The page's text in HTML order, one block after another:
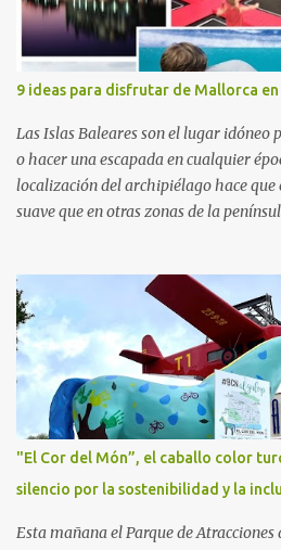
d’Hebron Instituto de Investigación
del Servicio de Oncología Pediátrica
de Investigación Traslacional en
Adolescencia del VHIR y Teresa
hipoterapia en la Fundación Federica
asesoría de ...
9 ideas para disfrutar de Mallorca
Las Islas Baleares son el lugar idóneo
o hacer una escapada en cualquier
localización del archipiélago hace que
suave que en otras zonas de la
ejemplo, ofrece un amplio abanico de
actividades al aire libre, propuestas
propuestas gastronómicas para
niños y garantizar una experiencia
A unos 15 minutos en coche de la
metros de la playa, se encuentra el
donde grandes y pequeños quedarán
ejemplares de 700 especies distintas
y los océanos Índico, Atlántico y
acuario se plantea como un viaje a...
"El Cor del Món”, el caballo color
silencio por la sostenibilidad y la
Esta mañana el Parque de